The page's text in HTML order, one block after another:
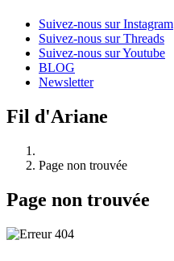
Suivez-nous sur Instagram
Suivez-nous sur Threads
Suivez-nous sur Youtube
BLOG
Newsletter
Fil d'Ariane
Page non trouvée
Page non trouvée